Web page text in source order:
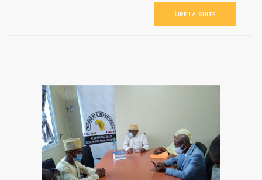
Lire la suite